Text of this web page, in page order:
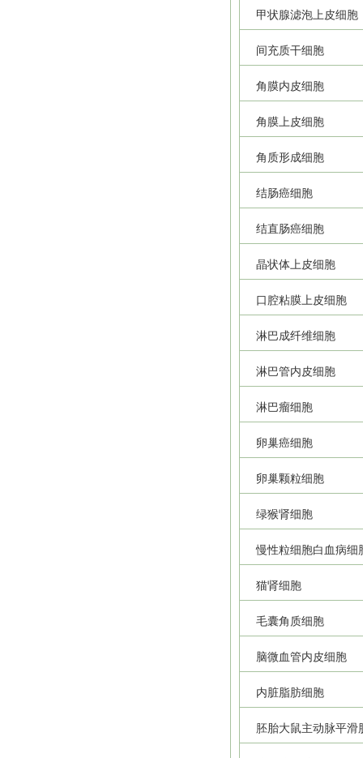
甲状腺滤泡上皮细胞
间充质干细胞
角膜内皮细胞
角膜上皮细胞
角质形成细胞
结肠癌细胞
结直肠癌细胞
晶状体上皮细胞
口腔粘膜上皮细胞
淋巴成纤维细胞
淋巴管内皮细胞
淋巴瘤细胞
卵巢癌细胞
卵巢颗粒细胞
绿猴肾细胞
慢性粒细胞白血病细
猫肾细胞
毛囊角质细胞
脑微血管内皮细胞
内脏脂肪细胞
胚胎大鼠主动脉平滑